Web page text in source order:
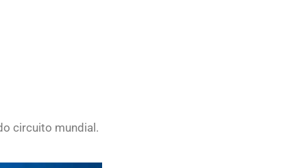
circuito mundial.